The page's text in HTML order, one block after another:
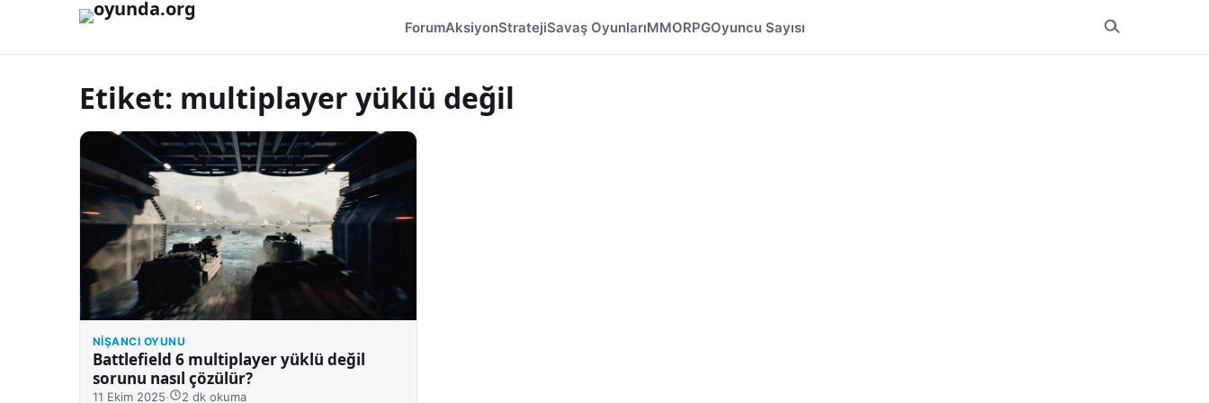
ForumAksiyonStratejiSavaş OyunlarıMMORPGOyuncu Sayısı
Etiket: multiplayer yüklü değil
NIŞANCI OYUNU
Battlefield 6 multiplayer yüklü değil
sorunu nasıl çözülür?
11 Ekim 2025· 2 dk okuma